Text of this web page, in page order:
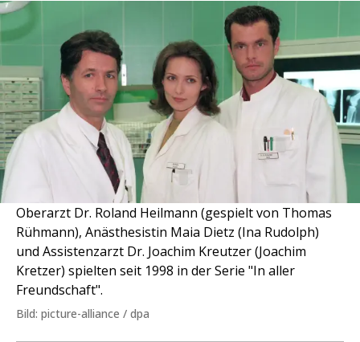
Oberarzt Dr. Roland Heilmann (gespielt von Thomas
Rühmann), Anästhesistin Maia Dietz (Ina Rudolph)
und Assistenzarzt Dr. Joachim Kreutzer (Joachim
Kretzer) spielten seit 1998 in der Serie "In aller
Freundschaft".
Bild: picture-alliance / dpa